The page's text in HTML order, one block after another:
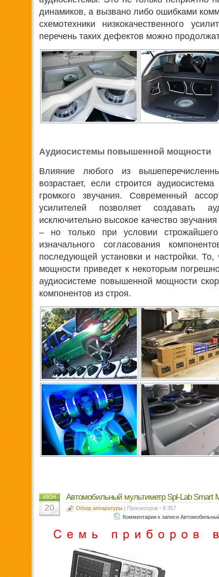
динамиков, а вызвано либо ошибками
схемотехники низкокачественного
перечень таких дефектов можно
Аудиосистемы повышенной мощности
Влияние любого из
возрастает, если строится
громкого звучания. Современный
усилителей позволяет создавать
исключительно высокое качество
– но только при условии
изначального согласования
последующей установки и настройки. То,
мощности приведет к некоторым
аудиосистеме повышенной мощности
компонентов из строя.
ИЮН
20
Автомобильный мультиметр Spl-Lab Smart
Обзор аппаратуры | Просмотров - 9 357
Комментарии к записи